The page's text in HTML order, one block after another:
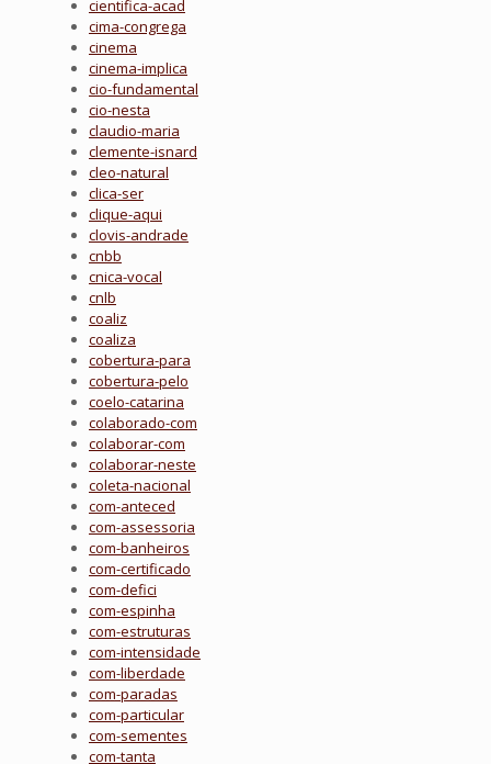
cientifica-acad
cima-congrega
cinema
cinema-implica
cio-fundamental
cio-nesta
claudio-maria
clemente-isnard
cleo-natural
clica-ser
clique-aqui
clovis-andrade
cnbb
cnica-vocal
cnlb
coaliz
coaliza
cobertura-para
cobertura-pelo
coelo-catarina
colaborado-com
colaborar-com
colaborar-neste
coleta-nacional
com-anteced
com-assessoria
com-banheiros
com-certificado
com-defici
com-espinha
com-estruturas
com-intensidade
com-liberdade
com-paradas
com-particular
com-sementes
com-tanta